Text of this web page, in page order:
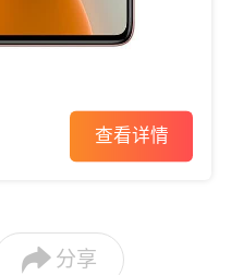
查看详情
 分享